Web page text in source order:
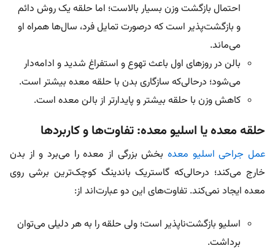
احتمال بازگشت وزن بسیار بالاست؛ اما حلقه یک روش دائم
و بازگشت‌پذیر است که درصورت تمایل فرد، سال‌ها همراه او
می‌ماند.
بالن در روزهای اول باعث تهوع و استفراغ شدید و ادامه‌دار
می‌شود؛ در‌حالی‌که سازگاری بدن با حلقه معده بیشتر است.
کاهش وزن با حلقه بیشتر و پایدارتر از بالن معده است.
حلقه معده یا اسلیو معده: تفاوت‌ها و کاربردها
عمل جراحی اسلیو معده بخش بزرگی از معده را می‌برد و از بدن
خارج می‌کند؛ در‌حالی‌که گاستریک باندینگ کوچک‌ترین برشی روی
معده ایجاد نمی‌کند. تفاوت‌های این دو عبارت‌اند از:
اسلیو بازگشت‌ناپذیر است؛ ولی حلقه را به هر دلیلی می‌توان
برداشت.